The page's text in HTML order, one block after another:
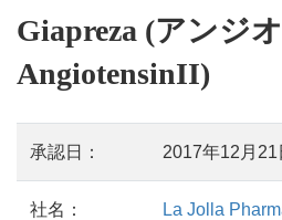
Giapreza (アンジ
AngiotensinII)
承認日： 2017年12月21
社名： La Jolla